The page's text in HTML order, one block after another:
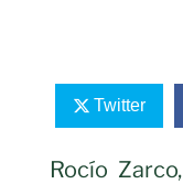
Twitter
Rocío